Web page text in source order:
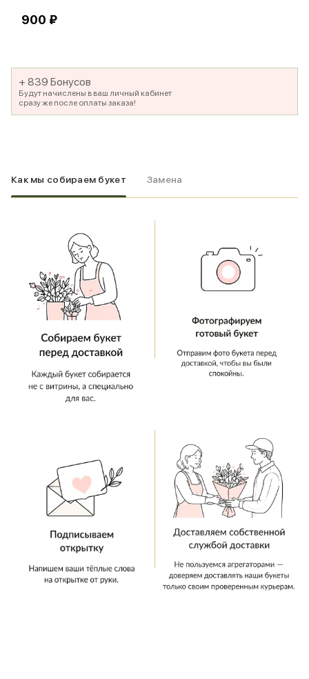
900 ₽
+ 839 Бонусов
Будут начислены в ваш личный кабинет
сразу же после оплаты заказа!
Как мы собираем букет Замена